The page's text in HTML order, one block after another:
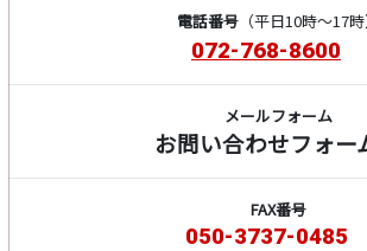
電話番号（平日10時～17時
072-768-8600
メールフォーム
お問い合わせフォー
FAX番号
050-3737-0485